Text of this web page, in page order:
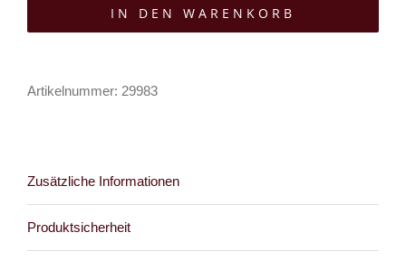
IN DEN WARENKORB
Artikelnummer: 29983
Zusätzliche Informationen
Produktsicherheit